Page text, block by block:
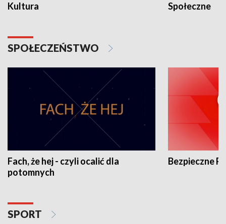
Kultura Społeczne
SPOŁECZEŃSTWO
Fach, że hej - czyli ocalić dla
potomnych
Bezpieczne
SPORT